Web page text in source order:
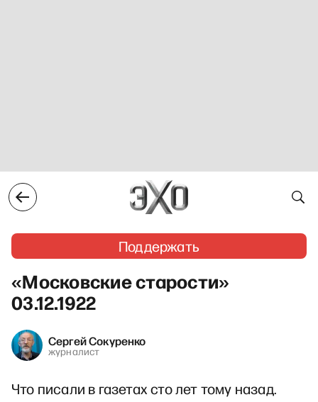
Поддержать
«Московские старости»
03.12.1922
Сергей Сокуренко
журналист
Что писали в газетах сто лет тому назад.